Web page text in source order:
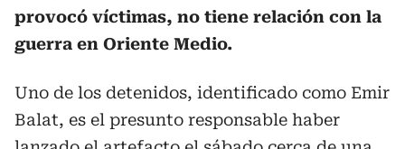
provocó víctimas, no tiene relación con la
guerra en Oriente Medio.
Uno de los detenidos, identificado como Emir
Balat, es el presunto responsable haber